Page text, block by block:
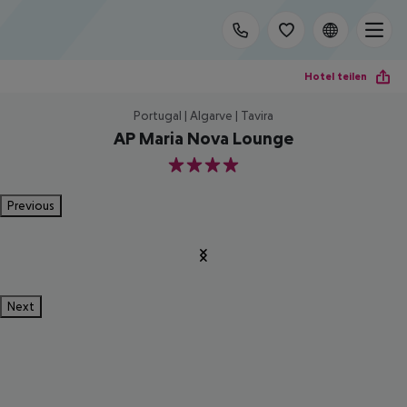
Hotel teilen
Portugal | Algarve | Tavira
AP Maria Nova Lounge
4
Previous
Next